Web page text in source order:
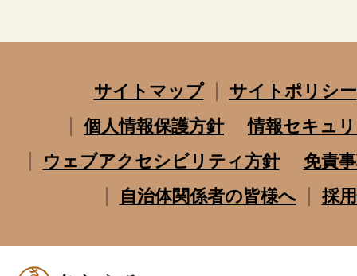
サイトマップ
サイトポリシー
個人情報保護方針
情報セキュ
ウェブアクセシビリティ方針
免責
自治体関係者の皆様へ
採